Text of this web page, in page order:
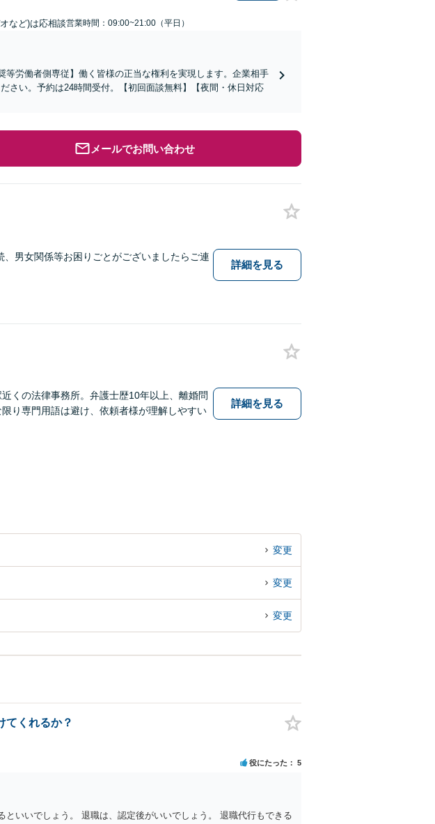
など)は応相談営業時間：09:00~21:00（平日）
等労働者側専従】働く皆様の正当な権利を実現します。企業相手
さい。予約は24時間受付。【初回面談無料】【夜間・休日対応
メールでお問い合わせ
女関係等お困りごとがございましたらご連
詳細を見る
くの法律事務所。弁護士歴10年以上、離婚問
り専門用語は避け、依頼者様が理解しやすい
詳細を見る
変更
変更
変更
てくれるか？
役にたった 5
いいでしょう。 退職は、認定後がいいでしょう。 退職代行もできる